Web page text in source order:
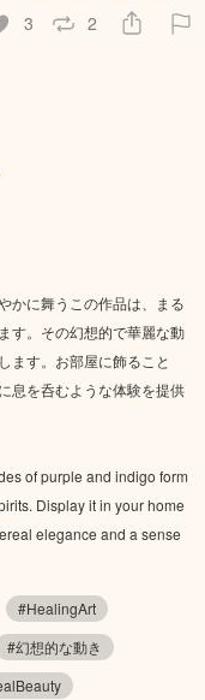
3 2
かに舞うこの作品は、まる
す。その幻想的で華麗な動
ます。お部屋に飾ること
息を呑むような体験を提供
of purple and indigo form
Display it in your home
elegance and a sense
#HealingArt
#幻想的な動き